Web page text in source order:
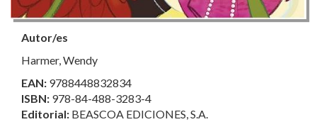
Autor/es
Harmer, Wendy
EAN: 9788448832834
ISBN: 978-84-488-3283-4
Editorial: BEASCOA EDICIONES, S.A.